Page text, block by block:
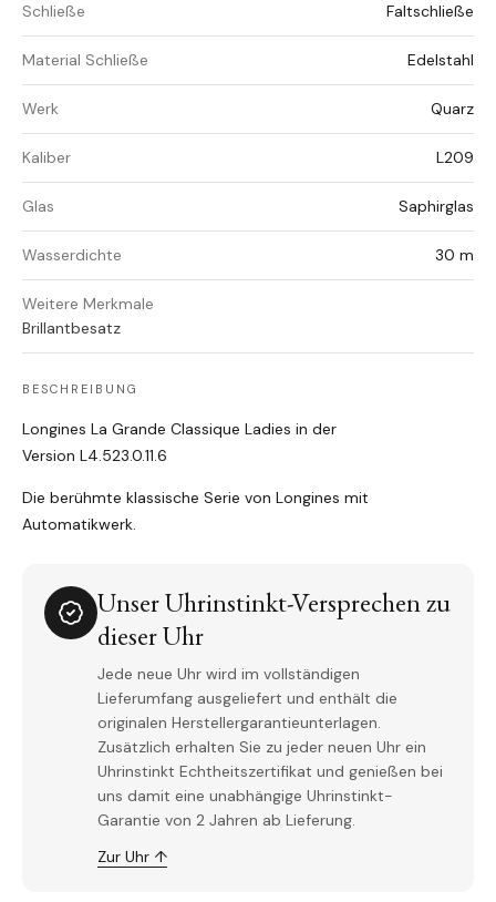
Schließe Faltschließe
Material Schließe Edelstahl
Werk Quarz
Kaliber L209
Glas Saphirglas
Wasserdichte 30 m
Weitere Merkmale
Brillantbesatz
BESCHREIBUNG
Longines La Grande Classique Ladies in der
Version L4.523.0.11.6
Die berühmte klassische Serie von Longines mit
Automatikwerk.
Unser Uhrinstinkt-Versprechen zu
dieser Uhr
Jede neue Uhr wird im vollständigen
Lieferumfang ausgeliefert und enthält die
originalen Herstellergarantieunterlagen.
Zusätzlich erhalten Sie zu jeder neuen Uhr ein
Uhrinstinkt Echtheitszertifikat und genießen bei
uns damit eine unabhängige Uhrinstinkt-
Garantie von 2 Jahren ab Lieferung.
Zur Uhr ↑